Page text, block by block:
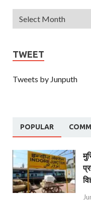
TWEET
Tweets by Junputh
POPULAR